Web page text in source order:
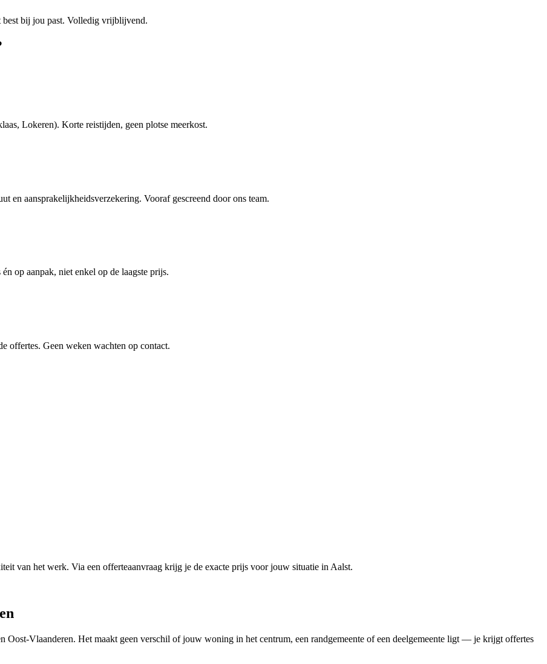
best bij jou past. Volledig vrijblijvend.
Lokeren). Korte reistijden, geen plotse meerkost.
en aansprakelijkheidsverzekering. Vooraf gescreend door ons team.
op aanpak, niet enkel op de laagste prijs.
offertes. Geen weken wachten op contact.
van het werk. Via een offerteaanvraag krijg je de exacte prijs voor jouw situatie in Aalst.
Oost-Vlaanderen. Het maakt geen verschil of jouw woning in het centrum, een randgemeente of een deelgemeente ligt — je krijgt offertes